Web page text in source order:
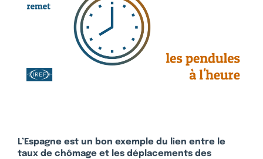
L’Espagne est un bon exemple du lien entre le
taux de chômage et les déplacements des